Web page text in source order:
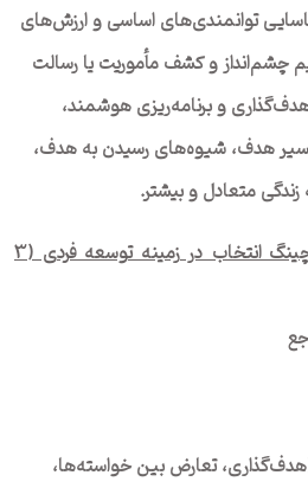
ﺗﻮاﻧﻤﻨﺪیﻫﺎی اساسی و ارزشﻫﺎی
چشم‌انداز و ﮐﺸﻒ ﻣﺄﻣﻮرﯾﺖ ﯾﺎ رﺳﺎﻟﺖ
و برنامه‌ریزی هوشمند،
هدف، شیوه‌های رسیدن به هدف،
ﻣﺘﻌﺎدل و بیشتر.
ماژول سوم: اجرای فرایند کوچینگ انتخاب در زمینه توسعه فردی (3
تعارض بین خواسته‌ها،